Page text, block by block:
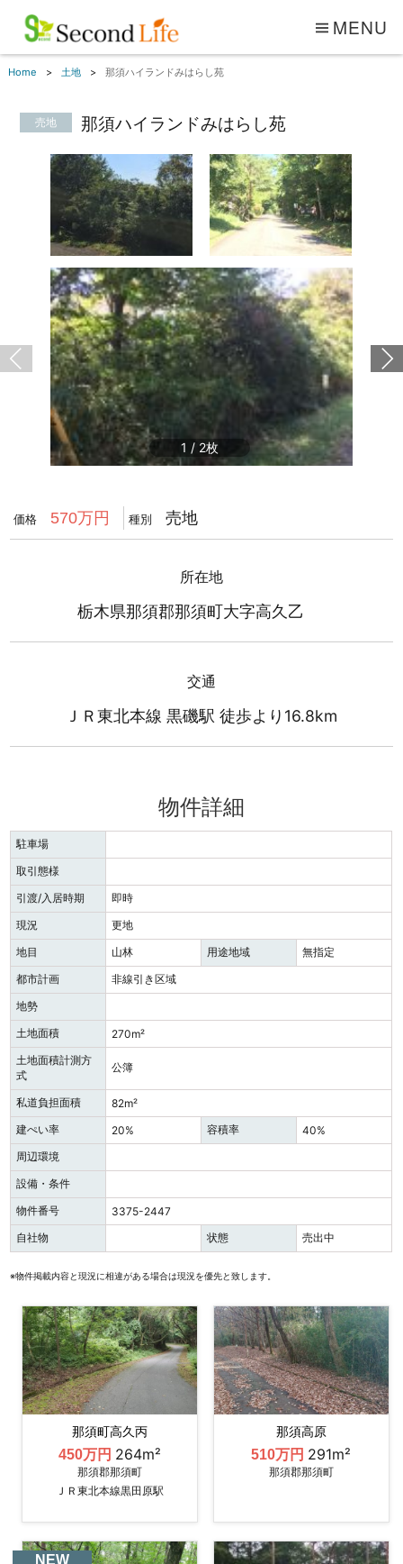
MENU
Home 土地 那須ハイランドみはらし苑
売地 那須ハイランドみはらし苑
1 / 2
価格 570万円 種別 売地
所在地
栃木県那須郡那須町大字高久乙
交通
ＪＲ東北本線 黒磯駅 徒歩より16.8km
物件詳細
駐車場
取引態様
引渡/入居時期
即時
現況
更地
地目
山林 用途地域
無指定
都市計画
非線引き区域
地勢
土地面積
270m²
土地面積計測方
式
公簿
私道負担面積
82m²
建ぺい率
20% 容積率
40%
周辺環境
設備・条件
物件番号
3375-2447
自社物
状態 売出中
※物件掲載内容と現況に相違がある場合は現況を優先と致します。
那須町高久丙
450万円 264m²
那須郡那須町
ＪＲ東北本線黒田原駅
那須高原
510万円 291m²
那須郡那須町
NEW